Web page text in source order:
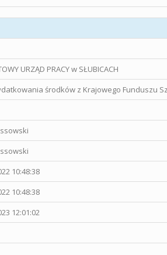
URZĄD PRACY w SŁUBICACH
środków z Krajowego Funduszu
10:48:38
10:48:38
12:01:02